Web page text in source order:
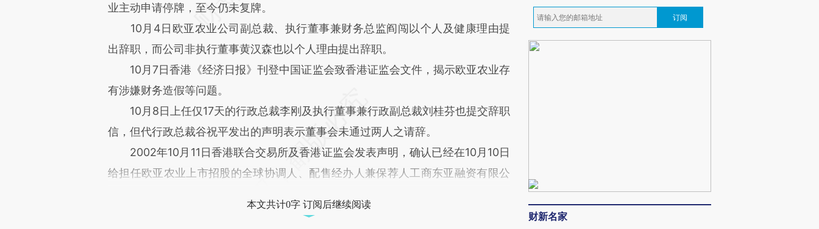
业主动申请停牌，至今仍未复牌。
10月4日欧亚农业公司副总裁、执行董事兼财务总监阎闯以个人及健康理由提
出辞职，而公司非执行董事黄汉森也以个人理由提出辞职。
10月7日香港《经济日报》刊登中国证监会致香港证监会文件，揭示欧亚农业存
有涉嫌财务造假等问题。
10月8日上任仅17天的行政总裁李刚及执行董事兼行政副总裁刘桂芬也提交辞职
信，但代行政总裁谷祝平发出的声明表示董事会未通过两人之请辞。
2002年10月11日香港联合交易所及香港证监会发表声明，确认已经在10月10日
给担任欧亚农业上市招股的全球协调人、配售经办人兼保荐人工商东亚融资有限公
本文共计0字 订阅后继续阅读
订阅
财新名家